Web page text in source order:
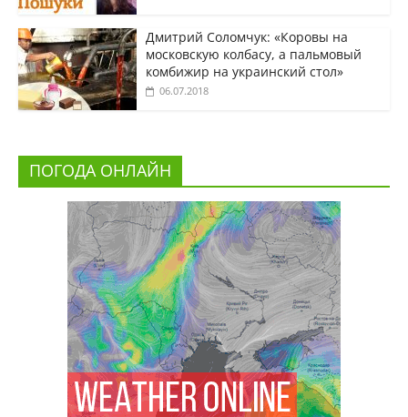
Дмитрий Соломчук: «Коровы на
московскую колбасу, а пальмовый
комбижир на украинский стол»
06.07.2018
ПОГОДА ОНЛАЙН